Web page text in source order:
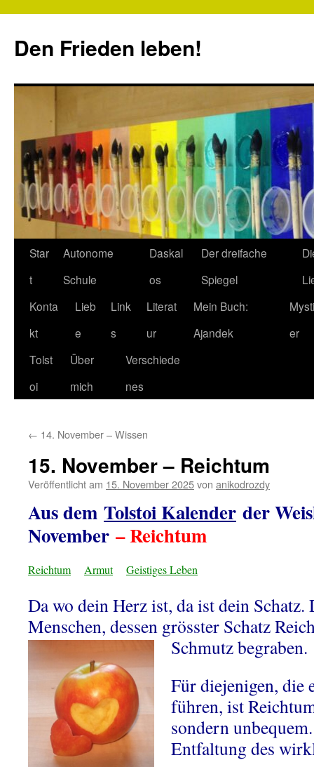
springen
Den Frieden leben!
Star
t
Autonome
Schule
Daskal
os
Der dreifache
Spiegel
Konta
kt
Lieb
e
Link
s
Literat
ur
Mein Buch:
Ajandek
er
Tolst
oi
Über
mich
Verschiede
nes
← 14. November – Wissen
15. November – Reichtum
Veröffentlicht am 15. November 2025von anikodrozdy
Aus dem Tolstoi Kalender der
November – Reichtum
Reichtum Armut Geistiges Leben
Da wo dein Herz ist, da ist dein Schatz.
Menschen, dessen grösster Schatz
Schmutz begraben.
Für diejenigen, die
führen, ist
sondern
Entfaltung des